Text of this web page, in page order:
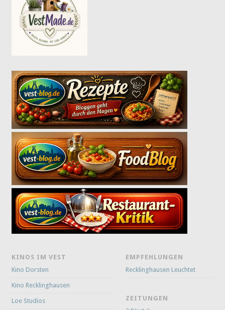
KINOS IM VEST
Kino Dorsten
Kino Recklinghausen
Loe Studios
EMPFEHLUNGEN
Recklinghausen Leuchtet
ZEITUNGEN